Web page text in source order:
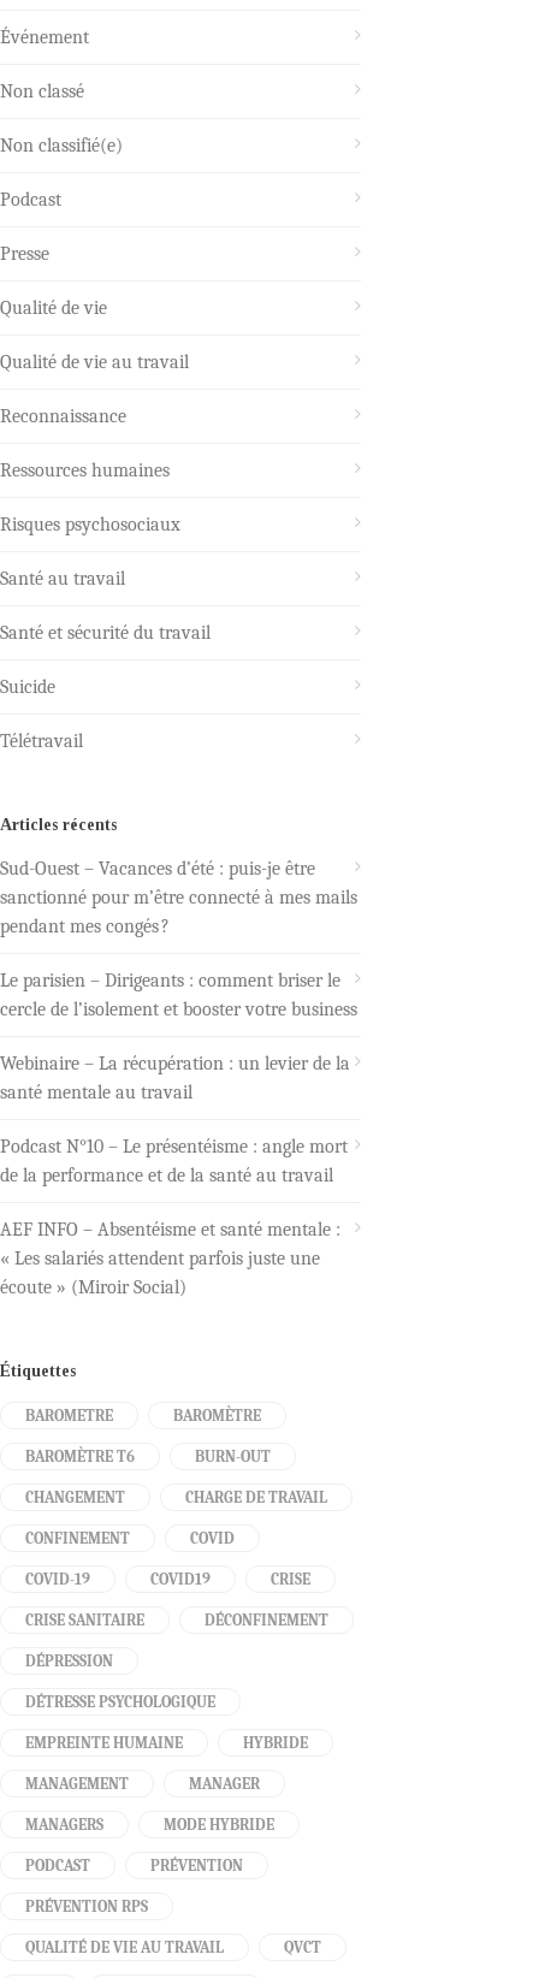
Événement
Non classé
Non classifié(e)
Podcast
Presse
Qualité de vie
Qualité de vie au travail
Reconnaissance
Ressources humaines
Risques psychosociaux
Santé au travail
Santé et sécurité du travail
Suicide
Télétravail
Articles récents
Sud-Ouest – Vacances d’été : puis-je être
sanctionné pour m’être connecté à mes mails
pendant mes congés ?
Le parisien – Dirigeants : comment briser le
cercle de l’isolement et booster votre business
Webinaire – La récupération : un levier de la
santé mentale au travail
Podcast N°10 – Le présentéisme : angle mort
de la performance et de la santé au travail
AEF INFO – Absentéisme et santé mentale :
« Les salariés attendent parfois juste une
écoute » (Miroir Social)
Étiquettes
BAROMETRE BAROMÈTRE
BAROMÈTRE T6 BURN-OUT
CHANGEMENT CHARGE DE TRAVAIL
CONFINEMENT COVID
COVID-19 COVID19 CRISE
CRISE SANITAIRE DÉCONFINEMENT
DÉPRESSION
DÉTRESSE PSYCHOLOGIQUE
EMPREINTE HUMAINE HYBRIDE
MANAGEMENT MANAGER
MANAGERS MODE HYBRIDE
PODCAST PRÉVENTION
PRÉVENTION RPS
QUALITÉ DE VIE AU TRAVAIL QVCT